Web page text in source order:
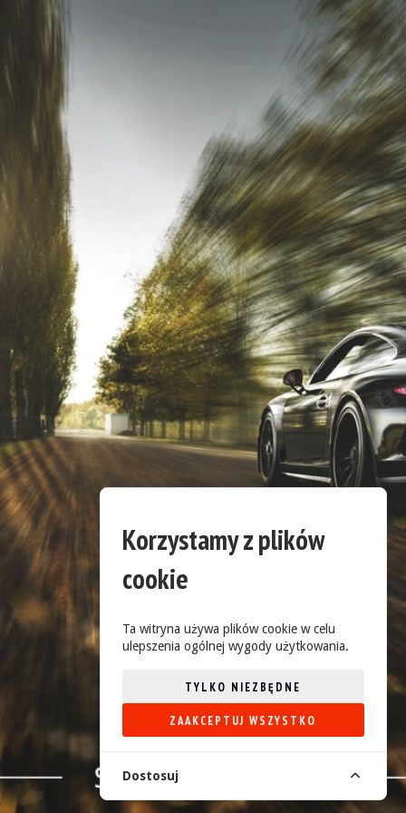
Korzystamy z plików
cookie
Ta witryna używa plików cookie w celu
ulepszenia ogólnej wygody użytkowania.
TYLKO NIEZBĘDNE
ZAAKCEPTUJ WSZYSTKO
Dostosuj